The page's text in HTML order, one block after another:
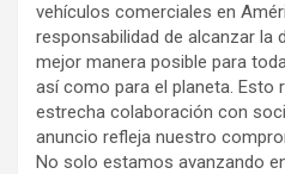
vehículos comerciales en
responsabilidad de alcanzar la
mejor manera posible para
así como para el planeta. Esto
estrecha colaboración con
anuncio refleja nuestro
No solo estamos avanzando